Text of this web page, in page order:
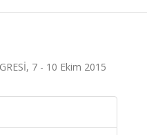
7 - 10 Ekim 2015